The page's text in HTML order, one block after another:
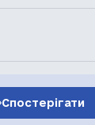
Спостерігати